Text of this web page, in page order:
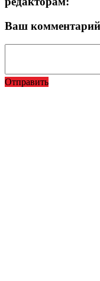
Ваш комментарий
Отправить